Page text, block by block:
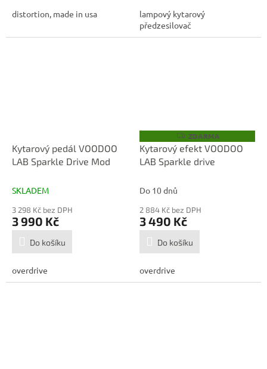
distortion, made in usa
lampový kytarový
předzesilovač
Kytarový pedál VOODOO
LAB Sparkle Drive Mod
SKLADEM
3 298 Kč bez DPH
3 990 Kč
Do košíku
overdrive
Z
D
A
R
ZDARMA
Kytarový efekt VOODOO
LAB Sparkle drive
Do 10 dnů
2 884 Kč bez DPH
3 490 Kč
Do košíku
overdrive